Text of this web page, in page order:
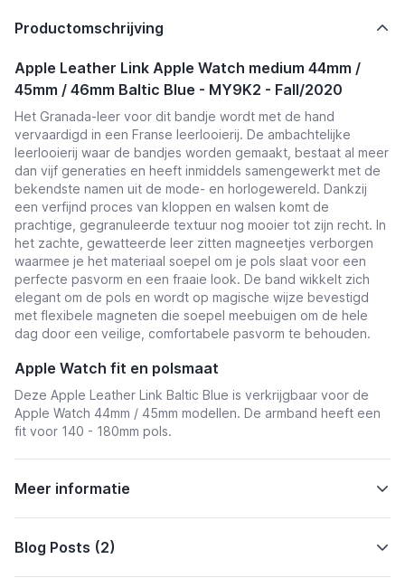
Productomschrijving
Apple Leather Link Apple Watch medium 44mm /
45mm / 46mm Baltic Blue - MY9K2 - Fall/2020
Het Granada-leer voor dit bandje wordt met de hand
vervaardigd in een Franse leerlooierij. De ambachtelijke
leerlooierij waar de bandjes worden gemaakt, bestaat al meer
dan vijf generaties en heeft inmiddels samengewerkt met de
bekendste namen uit de mode- en horlogewereld. Dankzij
een verfijnd proces van kloppen en walsen komt de
prachtige, gegranuleerde textuur nog mooier tot zijn recht. In
het zachte, gewatteerde leer zitten magneetjes verborgen
waarmee je het materiaal soepel om je pols slaat voor een
perfecte pasvorm en een fraaie look. De band wikkelt zich
elegant om de pols en wordt op magische wijze bevestigd
met flexibele magneten die soepel meebuigen om de hele
dag door een veilige, comfortabele pasvorm te behouden.
Apple Watch fit en polsmaat
Deze Apple Leather Link Baltic Blue is verkrijgbaar voor de
Apple Watch 44mm / 45mm modellen. De armband heeft een
fit voor 140 - 180mm pols.
Meer informatie
Blog Posts (2)